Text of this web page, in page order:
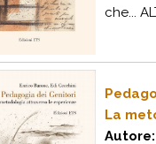
che...
La
Autore: